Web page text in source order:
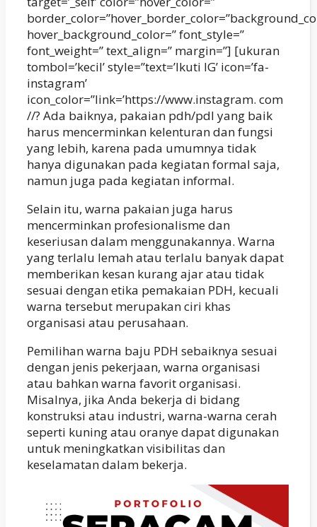
hover_background_color=” font_style=”
font_weight=” text_align=” margin=”] [ukuran
tombol=’kecil’ style=”text=’Ikuti IG’ icon=’fa-
instagram’
icon_color=”link=’https://www.instagram. com
//? Ada baiknya, pakaian pdh/pdl yang baik
harus mencerminkan kelenturan dan fungsi
yang lebih, karena pada umumnya tidak
hanya digunakan pada kegiatan formal saja,
namun juga pada kegiatan informal.
Selain itu, warna pakaian juga harus
mencerminkan profesionalisme dan
keseriusan dalam menggunakannya. Warna
yang terlalu lemah atau terlalu banyak dapat
memberikan kesan kurang ajar atau tidak
sesuai dengan etika pemakaian PDH, kecuali
warna tersebut merupakan ciri khas
organisasi atau perusahaan.
Pemilihan warna baju PDH sebaiknya sesuai
dengan jenis pekerjaan, warna organisasi
atau bahkan warna favorit organisasi.
Misalnya, jika Anda bekerja di bidang
konstruksi atau industri, warna-warna cerah
seperti kuning atau oranye dapat digunakan
untuk meningkatkan visibilitas dan
keselamatan dalam bekerja.